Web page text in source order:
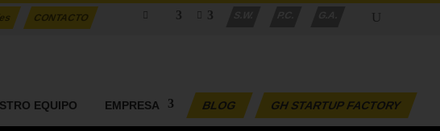
CONTACTO
EQUIPO EMPRESA BLOG GH STARTUP FACTORY